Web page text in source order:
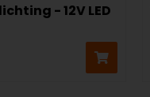
- 12V LED